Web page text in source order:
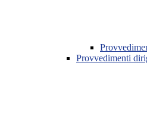
Provvedimenti